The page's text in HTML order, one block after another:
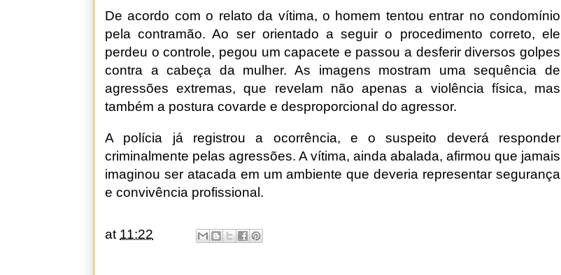
De acordo com o relato da vítima, o homem tentou entrar no condomínio
pela contramão. Ao ser orientado a seguir o procedimento correto, ele
perdeu o controle, pegou um capacete e passou a desferir diversos golpes
contra a cabeça da mulher. As imagens mostram uma sequência de
agressões extremas, que revelam não apenas a violência física, mas
também a postura covarde e desproporcional do agressor.
A polícia já registrou a ocorrência, e o suspeito deverá responder
criminalmente pelas agressões. A vítima, ainda abalada, afirmou que jamais
imaginou ser atacada em um ambiente que deveria representar segurança
e convivência profissional.
at 11:22